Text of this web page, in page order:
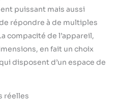
puissant mais aussi
répondre à de multiples
compacité de l’appareil,
en fait un choix
disposent d’un espace de
réelles